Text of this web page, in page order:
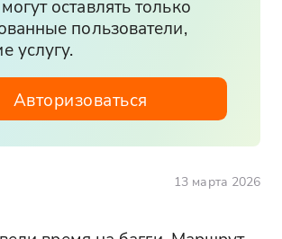
такси
оставлять только
пользователи,
услугу.
Авторизоваться
13 марта 2026